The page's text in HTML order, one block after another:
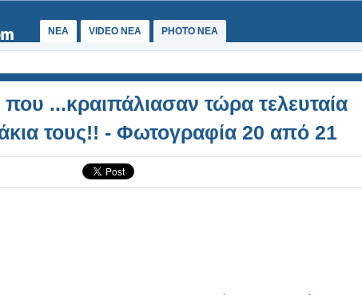
ΝΕΑ VIDEO NEA PHOTO NEA
...κραιπάλιασαν τώρα τελευταία
τους!! - Φωτογραφία 20 από 21